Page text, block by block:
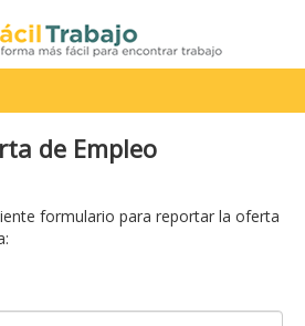
de Empleo
formulario para reportar la oferta